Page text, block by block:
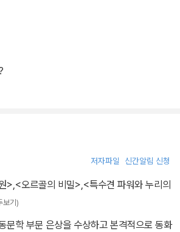
상의 모든 소리를 다루는 ‘소리 마녀’를 만
가 엄마의 꿈속 깊은 곳으로 가면 리나의 소
한다. 리나의 소원이 무엇이냐고? 그건 바
이다. 하지만 엄마의 꿈속 깊을 곳으로 갈
일어날 수도 있다고 한다. 리나는 세상에서
저자파일 신간알림 신청
>,<오르골의 비밀>,<특수견 파워와 누리의
보기)
문학 부문 은상을 수상하고 본격적으로 동화